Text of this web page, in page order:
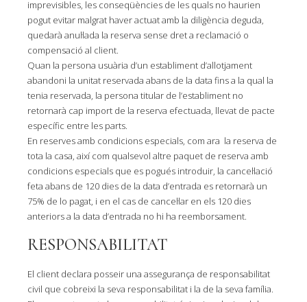
imprevisibles, les conseqüències de les quals no haurien
pogut evitar malgrat haver actuat amb la diligència deguda,
quedarà anul·lada la reserva sense dret a reclamació o
compensació al client.
Quan la persona usuària d’un establiment d’allotjament
abandoni la unitat reservada abans de la data fins a la qual la
tenia reservada, la persona titular de l’establiment no
retornarà cap import de la reserva efectuada, llevat de pacte
específic entre les parts.
En reserves amb condicions especials, com ara la reserva de
tota la casa, així com qualsevol altre paquet de reserva amb
condicions especials que es pogués introduir, la cancel·lació
feta abans de 120 dies de la data d’entrada es retornarà un
75% de lo pagat, i en el cas de cancel·lar en els 120 dies
anteriors a la data d’entrada no hi ha reemborsament.
RESPONSABILITAT
El client declara posseir una assegurança de responsabilitat
civil que cobreixi la seva responsabilitat i la de la seva família.